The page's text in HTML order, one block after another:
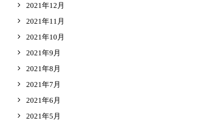
2021年12月
2021年11月
2021年10月
2021年9月
2021年8月
2021年7月
2021年6月
2021年5月